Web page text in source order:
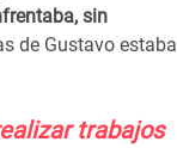
sin
de Gustavo estaba
trabajos